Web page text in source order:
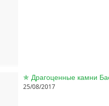
25/08/2017